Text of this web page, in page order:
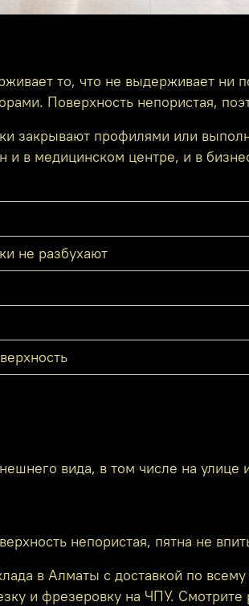
то, что не выдерживает ни
Поверхность непористая,
закрывают профилями или
и в медицинском центре, и в
не разбухают
вида, в том числе на
непористая, пятна не
в Алматы с доставкой по
и фрезеровку на ЧПУ. Смотрите